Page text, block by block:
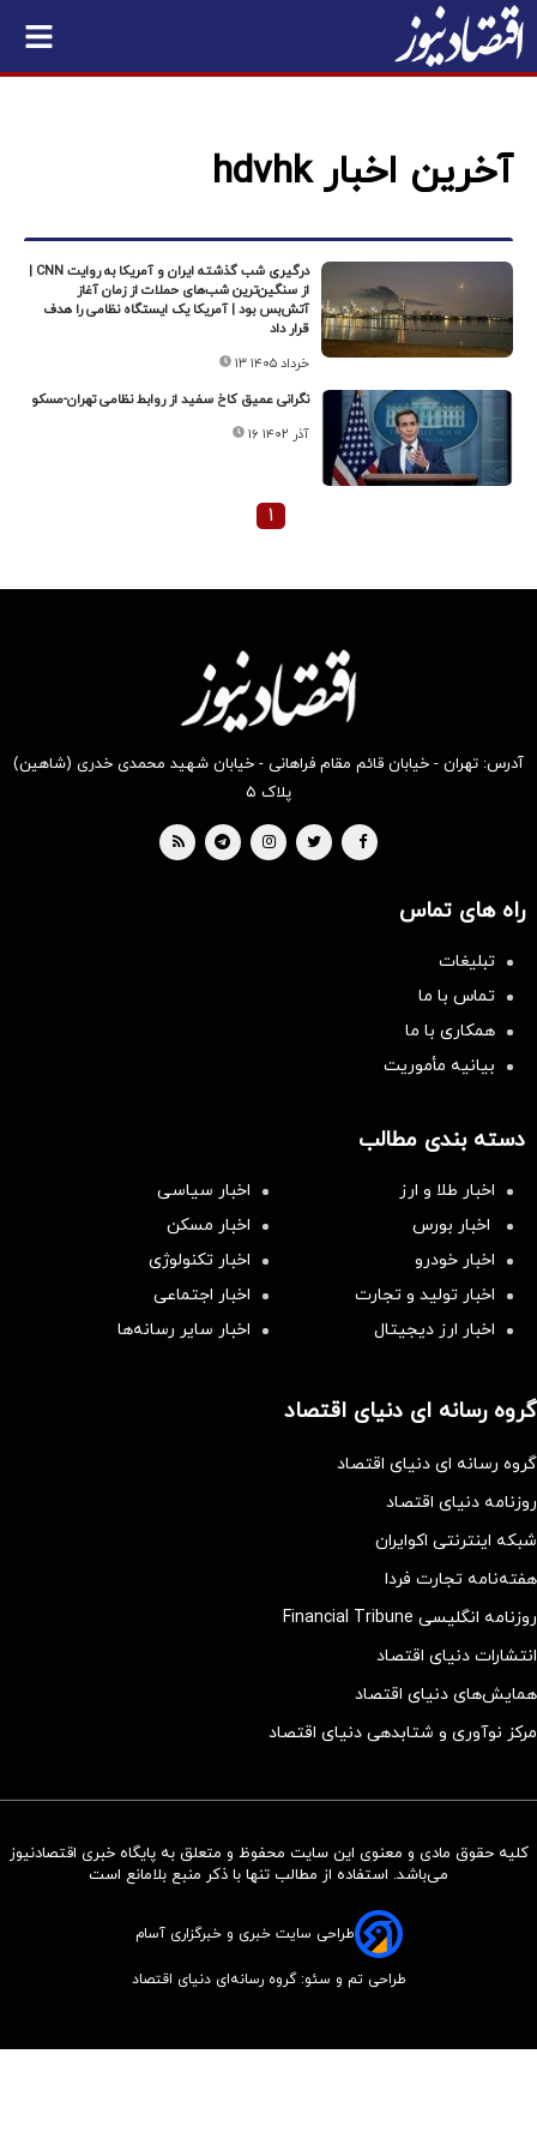
آخرین اخبار hdvhk
درگیری شب گذشته ایران و آمریکا به روایت CNN |
از سنگین‌ترین شب‌های حملات از زمان آغاز
آتش‌بس بود | آمریکا یک ایستگاه نظامی را هدف
قرار داد
۱۳ خرداد ۱۴۰۵
نگرانی عمیق کاخ سفید از روابط نظامی تهران-مسکو
۱۶ آذر ۱۴۰۲
۱
آدرس: تهران - خیابان قائم مقام فراهانی - خیابان شهید محمدی خدری (شاهین)
پلاک ۵
راه های تماس
تبلیغات
تماس با ما
همکاری با ما
بیانیه مأموریت
دسته بندی مطالب
اخبار طلا و ارز
اخبار سیاسی
اخبار بورس
اخبار مسکن
اخبار خودرو
اخبار تکنولوژی
اخبار تولید و تجارت
اخبار اجتماعی
اخبار ارز دیجیتال
اخبار سایر رسانه‌‌ها
گروه رسانه ای دنیای اقتصاد
گروه رسانه ای دنیای اقتصاد
روزنامه دنیای اقتصاد
شبکه اینترنتی اکوایران
هفته‌نامه تجارت فردا
روزنامه انگلیسی Financial Tribune
انتشارات دنیای اقتصاد
همایش‌های دنیای اقتصاد
مرکز نوآوری و شتابدهی دنیای اقتصاد
کلیه حقوق مادی و معنوی این سایت محفوظ و متعلق به پایگاه خبری اقتصادنیوز
می‌باشد. استفاده از مطالب تنها با ذکر منبع بلامانع است
طراحی سایت خبری و خبرگزاری آسام
طراحی تم و سئو: گروه رسانه‌ای دنیای اقتصاد